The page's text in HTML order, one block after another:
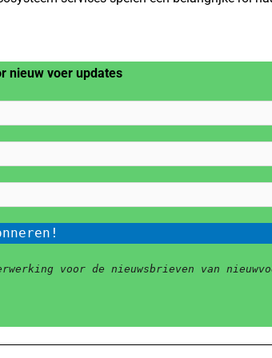
nieuw voer updates
voor de nieuwsbrieven van